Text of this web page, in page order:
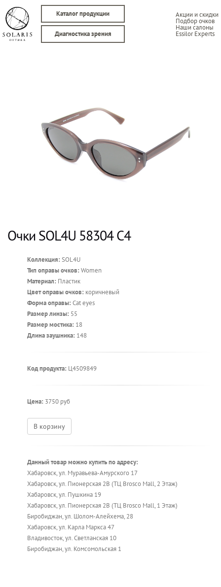
Каталог продукции Акции и скидки
Подбор очков
Наши салоны
Essilor Experts
Диагностика зрения
Очки SOL4U 58304 C4
Коллекция: SOL4U
Тип оправы очков: Women
Материал: Пластик
Цвет оправы очков: коричневый
Форма оправы: Cat eyes
Размер линзы: 55
Размер мостика: 18
Длина заушника: 148
Код продукта: Ц4509849
Цена: 3750 руб
В корзину
Данный товар можно купить по адресу:
Хабаровск, ул. Муравьева-Амурского 17
Хабаровск, ул. Пионерская 2В (ТЦ Brosco Mall, 2 Этаж)
Хабаровск, ул. Пушкина 19
Хабаровск, ул. Пионерская 2В (ТЦ Brosco Mall, 1 Этаж)
Биробиджан, ул. Шолом-Алейхема, 28
Хабаровск, ул. Карла Маркса 47
Владивосток, ул. Светланская 10
Биробиджан, ул. Комсомольская 1